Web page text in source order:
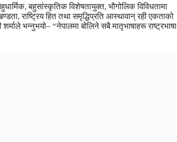
बहुसांस्कृतिक विशेषतायुक्त, भौगोलिक विविधतामा
राष्ट्रिय हित तथा समृद्धिप्रति आस्थावान् रही एकताको
भन्नुभयो– “नेपालमा बोलिने सबै मातृभाषाहरू राष्ट्रभाषा